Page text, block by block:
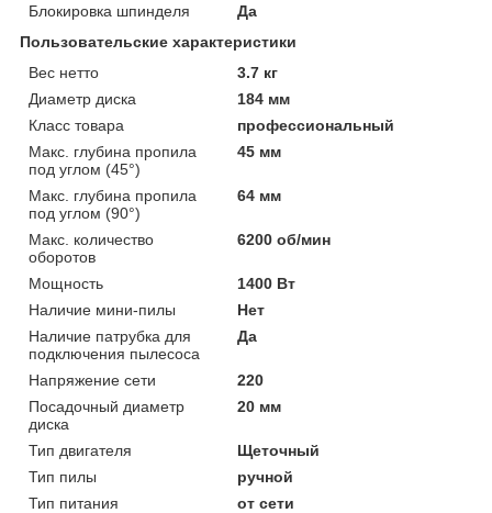
Блокировка шпинделя
Да
Пользовательские характеристики
Вес нетто
3.7 кг
Диаметр диска
184 мм
Класс товара
профессиональный
Макс. глубина пропила
под углом (45°)
45 мм
Макс. глубина пропила
под углом (90°)
64 мм
Макс. количество
оборотов
6200 об/мин
Мощность
1400 Вт
Наличие мини-пилы
Нет
Наличие патрубка для
подключения пылесоса
Да
Напряжение сети
220
Посадочный диаметр
диска
20 мм
Тип двигателя
Щеточный
Тип пилы
ручной
Тип питания
от сети